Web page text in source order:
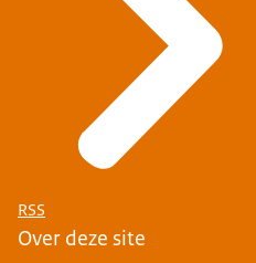
RSS
Over deze site